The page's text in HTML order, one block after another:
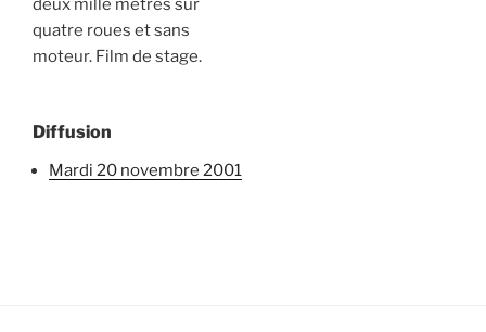
deux mille mètres sur
quatre roues et sans
moteur. Film de stage.
Diffusion
mardi 20 novembre 2001